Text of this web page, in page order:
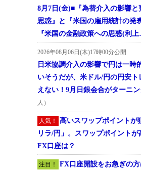
8月7日(金)■『為替介入の影響と
思惑』と『米国の雇用統計の発
『米国の金融政策への思惑(利
2026年08月06日(木)17時00分公開
日米協調介入の影響で円は一時
いそうだが、米ドル/円の円安ト
えない！9月日銀会合がターニ
人）
人気！
高いスワップポイントが
リラ/円」。スワップポイント
FX口座は？
注目！
FX口座開設をお急ぎの